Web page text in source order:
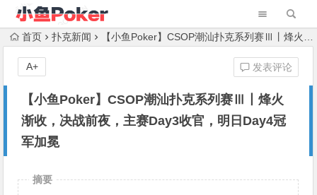
首页 扑克新闻 【小鱼Poker】CSOP潮汕扑克系列赛Ⅲ丨烽火渐收，决战前夜，主赛Day3收官，明日Day4冠军加冕
【小鱼Poker】CSOP潮汕扑克系列赛Ⅲ丨烽火
渐收，决战前夜，主赛Day3收官，明日Day4冠
军加冕
发表评论
A+
摘要